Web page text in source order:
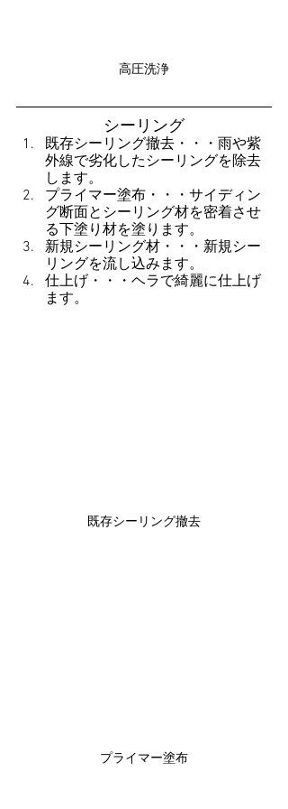
高圧洗浄
シーリング
既存シーリング撤去・・・雨や紫
外線で劣化したシーリングを除去
します。
プライマー塗布・・・サイディン
グ断面とシーリング材を密着させ
る下塗り材を塗ります。
新規シーリング材・・・新規シー
リングを流し込みます。
仕上げ・・・ヘラで綺麗に仕上げ
ます。
既存シーリング撤去
プライマー塗布